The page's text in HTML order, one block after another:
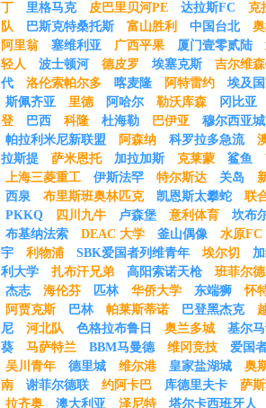
丁
里格马克 皮巴里贝河PE 达拉斯FC
克
队
巴斯克特桑托斯 富山胜利 中国台北
阿里翁
塞维利亚 广西平果 厦门壹零贰陆
轻人
波士顿河 德皮罗 埃塞克斯
吉尔维
代
洛伦索帕尔多 喀麦隆 阿特雷约
埃及
斯佩齐亚
里德 阿哈尔 勒沃库森
冈比亚
登
巴西 科隆 杜海勒 巴伊亚
穆尔西亚
帕拉利米尼新联盟
阿森纳 科罗拉多急流
拉斯提
萨米恩托 加拉加斯 克莱蒙 鲨鱼
上海三菱重工
伊斯法罕 特尔斯达 关岛
西泉
布里斯班奥林匹克 凯恩斯太攀蛇
联
PKKQ
四川九牛 卢森堡 意利体育
坎布
布基纳法索
DEAC 大学 釜山偶像
水原FC
宇
利物浦 SBK爱国者列维青年 埃尔切
利大学
扎布汗兄弟 高阳索诺天枪
班菲尔德
杰志
海伦芬 匹林 华侨大学 东端狮
怀
阿贾克斯
巴林 帕莱斯蒂诺 巴登黑杰克
尼
河北队 色格拉布鲁日 奥兰多城
基尔
葵
马萨特兰 BBM马曼德 维冈竞技
爱国
吴川青年
德里城 维尔港 皇家盐湖城
奥
南
谢菲尔德联 约阿卡巴 库德里夫卡
萨
拉齐奥
澳大利亚 泽尼特
塔尔卡西班牙人